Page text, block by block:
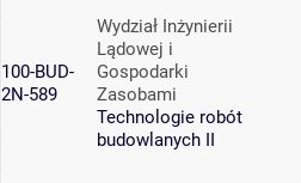
100-BUD-
2N-589
Wydział Inżynierii
Lądowej i
Gospodarki
Zasobami
Technologie robót
budowlanych II